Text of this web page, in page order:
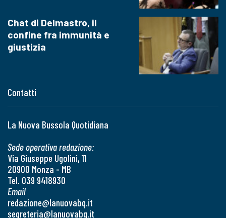
Contatti
La Nuova Bussola Quotidiana
Sede operativa redazione:
Via Giuseppe Ugolini, 11
20900 Monza - MB
Tel. 039 9418930
Email
redazione@lanuovabq.it
segreteria@lanuovabq.it
Chat di Delmastro, il
confine fra immunità e
giustizia